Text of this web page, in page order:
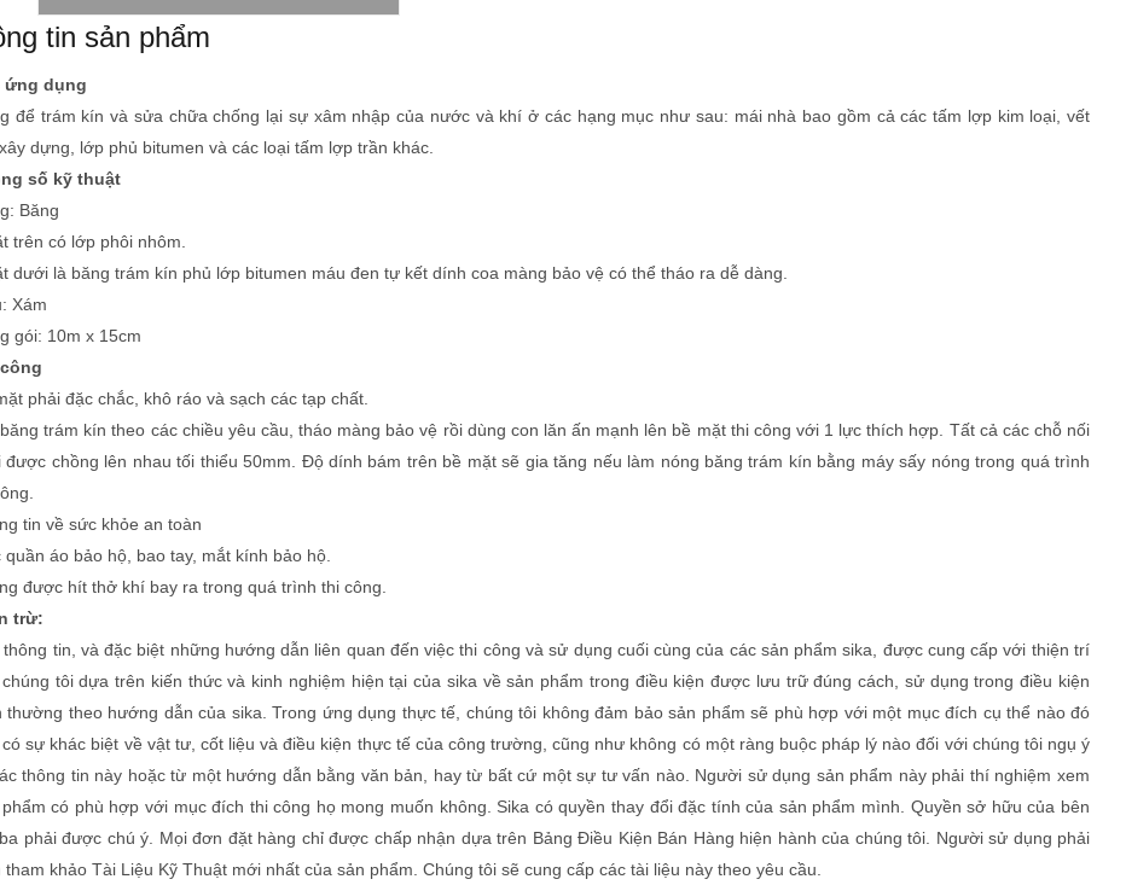
tin sản phẩm
ứng dụng
để trám kín và sửa chữa chống lại sự xâm nhập của nước và khí ở các hạng mục như sau: mái nhà bao gồm cả các tấm lợp kim loại, vết
dựng, lớp phủ bitumen và các loại tấm lợp trần khác.
số kỹ thuật
Băng
trên có lớp phôi nhôm.
dưới là băng trám kín phủ lớp bitumen máu đen tự kết dính coa màng bảo vệ có thể tháo ra dễ dàng.
Xám
gói: 10m x 15cm
phải đặc chắc, khô ráo và sạch các tạp chất.
trám kín theo các chiều yêu cầu, tháo màng bảo vệ rồi dùng con lăn ấn mạnh lên bề mặt thi công với 1 lực thích hợp. Tất cả các chỗ nối
được chồng lên nhau tối thiểu 50mm. Độ dính bám trên bề mặt sẽ gia tăng nếu làm nóng băng trám kín bằng máy sấy nóng trong quá trình
tin về sức khỏe an toàn
quần áo bảo hộ, bao tay, mắt kính bảo hộ.
được hít thở khí bay ra trong quá trình thi công.
trừ:
thông tin, và đặc biệt những hướng dẫn liên quan đến việc thi công và sử dụng cuối cùng của các sản phẩm sika, được cung cấp với thiện trí
tôi dựa trên kiến thức và kinh nghiệm hiện tại của sika về sản phẩm trong điều kiện được lưu trữ đúng cách, sử dụng trong điều kiện
thường theo hướng dẫn của sika. Trong ứng dụng thực tế, chúng tôi không đảm bảo sản phẩm sẽ phù hợp với một mục đích cụ thể nào đó
có sự khác biệt về vật tư, cốt liệu và điều kiện thực tế của công trường, cũng như không có một ràng buộc pháp lý nào đối với chúng tôi ngụ ý
thông tin này hoặc từ một hướng dẫn bằng văn bản, hay từ bất cứ một sự tư vấn nào. Người sử dụng sản phẩm này phải thí nghiệm xem
có phù hợp với mục đích thi công họ mong muốn không. Sika có quyền thay đổi đặc tính của sản phẩm mình. Quyền sở hữu của bên
phải được chú ý. Mọi đơn đặt hàng chỉ được chấp nhận dựa trên Bảng Điều Kiện Bán Hàng hiện hành của chúng tôi. Người sử dụng phải
tham khảo Tài Liệu Kỹ Thuật mới nhất của sản phẩm. Chúng tôi sẽ cung cấp các tài liệu này theo yêu cầu.